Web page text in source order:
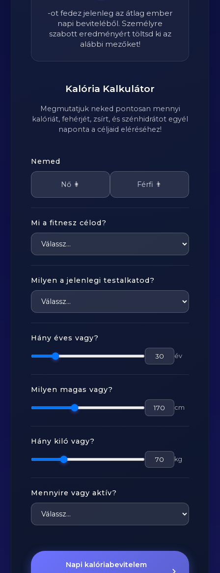
-ot fedez jelenleg az átlag ember
napi beviteléből. Személyre
szabott eredményért töltsd ki az
alábbi mezőket!
Kalória Kalkulátor
Megmutatjuk neked pontosan mennyi
kalóriát, fehérjét, zsírt, és szénhidrátot egyél
naponta a céljaid eléréséhez!
Nemed
Nő 👩 Férfi 👨
Mi a fitnesz célod?
Milyen a jelenlegi testalkatod?
Hány éves vagy?
év
Milyen magas vagy?
cm
Hány kiló vagy?
kg
Mennyire vagy aktív?
Napi kalóriabevitelem